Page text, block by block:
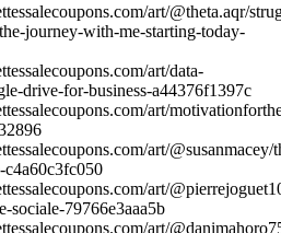
art/@theta.aqr/
journey-with-me-starting-today-
art/data-
drive-for-business-a44376f1397c
art/
art/@susanmacey/
art/
sociale-79766e3aaa5b
art/